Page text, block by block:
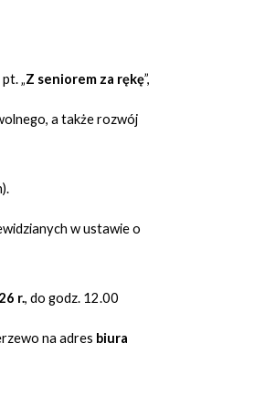
„Z seniorem za rękę”,
a także rozwój
w ustawie o
r., do godz. 12.00
na adres biura